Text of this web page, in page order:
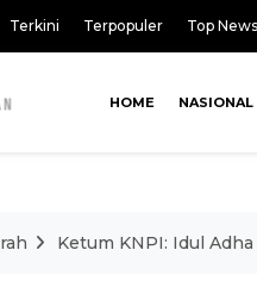
Terkini Terpopuler Top News
HOME NASIONAL
Ketum KNPI: Idul